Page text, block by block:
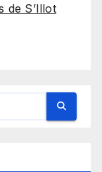
de S’Illot